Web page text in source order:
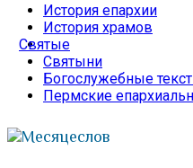
История епархии
История храмов
Святые
Святыни
Богослужебные
Пермские
Месяцеслов